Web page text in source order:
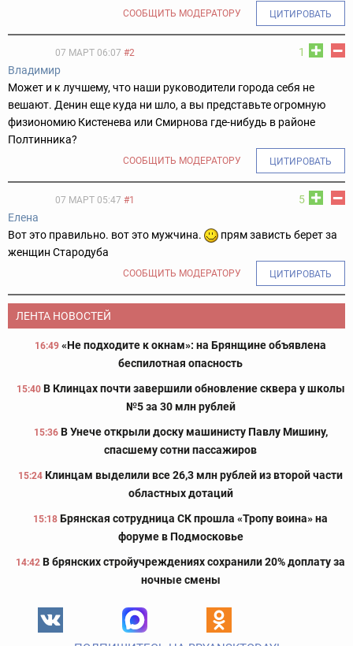
СООБЩИТЬ МОДЕРАТОРУ ЦИТИРОВАТЬ
1
07 МАРТ 06:07 #2
Владимир
Может и к лучшему, что наши руководители города себя не
вешают. Денин еще куда ни шло, а вы представьте огромную
физиономию Кистенева или Смирнова где-нибудь в районе
Полтинника?
СООБЩИТЬ МОДЕРАТОРУ ЦИТИРОВАТЬ
5
07 МАРТ 05:47 #1
Елена
Вот это правильно. вот это мужчина.
прям зависть берет за
женщин Стародуба
СООБЩИТЬ МОДЕРАТОРУ ЦИТИРОВАТЬ
ЛЕНТА НОВОСТЕЙ
16:49 «Не подходите к окнам»: на Брянщине объявлена
беспилотная опасность
15:40 В Клинцах почти завершили обновление сквера у школы
№5 за 30 млн рублей
15:36 В Унече открыли доску машинисту Павлу Мишину,
спасшему сотни пассажиров
15:24 Клинцам выделили все 26,3 млн рублей из второй части
областных дотаций
15:18 Брянская сотрудница СК прошла «Тропу воина» на
форуме в Подмосковье
14:42 В брянских стройучреждениях сохранили 20% доплату за
ночные смены